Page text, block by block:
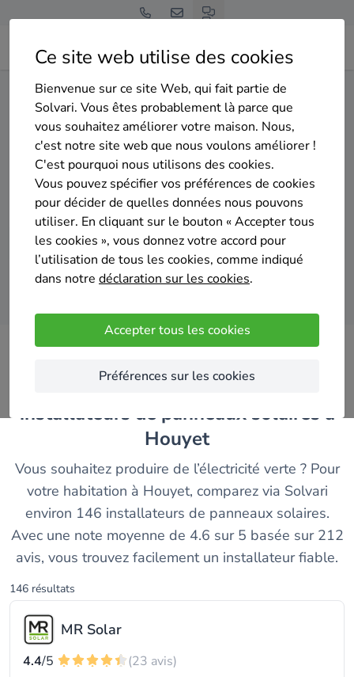
Ce site web utilise des cookies
Bienvenue sur ce site Web, qui fait partie de
Solvari. Vous êtes probablement là parce que
vous souhaitez améliorer votre maison. Nous,
c'est notre site web que nous voulons améliorer !
C'est pourquoi nous utilisons des cookies.
Vous pouvez spécifier vos préférences de cookies
pour décider de quelles données nous pouvons
utiliser. En cliquant sur le bouton « Accepter tous
les cookies », vous donnez votre accord pour
l’utilisation de tous les cookies, comme indiqué
dans notre déclaration sur les cookies.
Accepter tous les cookies
Préférences sur les cookies
Home Panneaux solaires Namur Houyet
Gratuit et sans engagement
Top 20 des installateurs de
panneaux solaires à Houyet
Comparer des devis
installateurs de panneaux solaires à
Houyet
Vous souhaitez produire de l’électricité verte ? Pour
votre habitation à Houyet, comparez via Solvari
environ 146 installateurs de panneaux solaires.
Avec une note moyenne de 4.6 sur 5 basée sur 212
avis, vous trouvez facilement un installateur fiable.
146 résultats
MR Solar
4.4/5
(23 avis)